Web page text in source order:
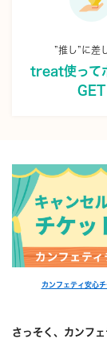
”推し”に差
treat使って
GET
カンフェティ安心
さっそく、カンフ